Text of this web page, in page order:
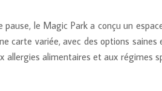
pause, le Magic Park a conçu un
carte variée, avec des options
alimentaires et aux régimes